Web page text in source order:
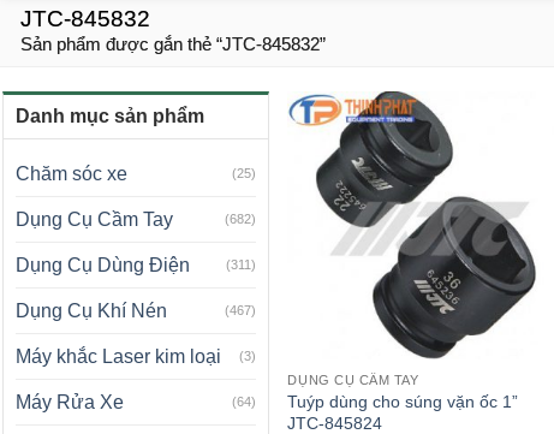
JTC-845832
Sản phẩm được gắn thẻ “JTC-845832”
Danh mục sản phẩm
Chăm sóc xe (25)
Dụng Cụ Cầm Tay (682)
Dụng Cụ Dùng Điện (311)
Dụng Cụ Khí Nén (467)
Máy khắc Laser kim loại (3)
Máy Rửa Xe (64)
DỤNG CỤ CẦM TAY
Tuýp dùng cho súng vặn ốc 1”
JTC-845824